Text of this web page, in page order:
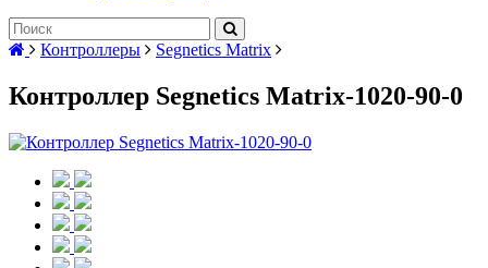
Контроллеры Segnetics Matrix
Контроллер Segnetics Matrix-1020-90-0